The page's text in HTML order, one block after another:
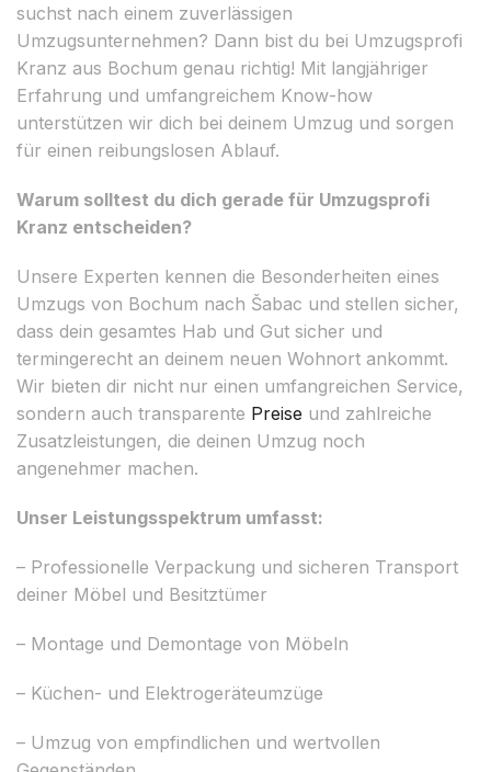
suchst nach einem zuverlässigen
Umzugsunternehmen? Dann bist du bei Umzugsprofi
Kranz aus Bochum genau richtig! Mit langjähriger
Erfahrung und umfangreichem Know-how
unterstützen wir dich bei deinem Umzug und sorgen
für einen reibungslosen Ablauf.
Warum solltest du dich gerade für Umzugsprofi
Kranz entscheiden?
Unsere Experten kennen die Besonderheiten eines
Umzugs von Bochum nach Šabac und stellen sicher,
dass dein gesamtes Hab und Gut sicher und
termingerecht an deinem neuen Wohnort ankommt.
Wir bieten dir nicht nur einen umfangreichen Service,
sondern auch transparente Preise und zahlreiche
Zusatzleistungen, die deinen Umzug noch
angenehmer machen.
Unser Leistungsspektrum umfasst:
– Professionelle Verpackung und sicheren Transport
deiner Möbel und Besitztümer
– Montage und Demontage von Möbeln
– Küchen- und Elektrogeräteumzüge
– Umzug von empfindlichen und wertvollen